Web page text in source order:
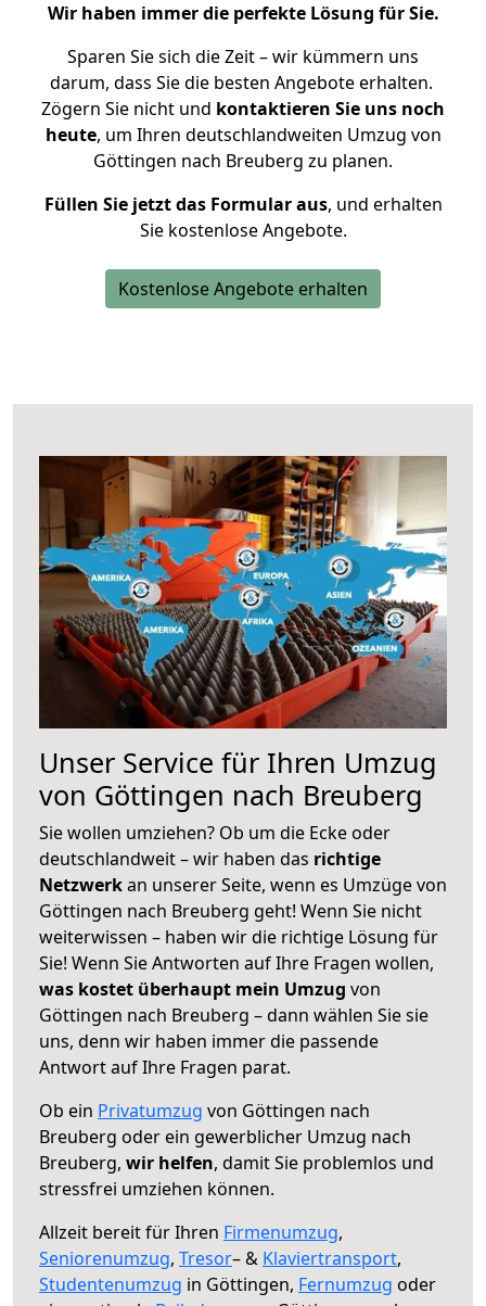
Wir haben immer die perfekte Lösung für Sie.
Sparen Sie sich die Zeit – wir kümmern uns
darum, dass Sie die besten Angebote erhalten.
Zögern Sie nicht und kontaktieren Sie uns noch
heute, um Ihren deutschlandweiten Umzug von
Göttingen nach Breuberg zu planen.
Füllen Sie jetzt das Formular aus, und erhalten
Sie kostenlose Angebote.
Kostenlose Angebote erhalten
Unser Service für Ihren Umzug
von Göttingen nach Breuberg
Sie wollen umziehen? Ob um die Ecke oder
deutschlandweit – wir haben das richtige
Netzwerkan unserer Seite, wenn es Umzüge von
Göttingen nach Breuberg geht! Wenn Sie nicht
weiterwissen – haben wir die richtige Lösung für
Sie! Wenn Sie Antworten auf Ihre Fragen wollen,
was kostet überhaupt mein Umzug von
Göttingen nach Breuberg – dann wählen Sie sie
uns, denn wir haben immer die passende
Antwort auf Ihre Fragen parat.
Ob ein Privatumzug von Göttingen nach
Breuberg oder ein gewerblicher Umzug nach
Breuberg, wir helfen, damit Sie problemlos und
stressfrei umziehen können.
Allzeit bereit für Ihren Firmenumzug,
Seniorenumzug, Tresor– & Klaviertransport,
Studentenumzug in Göttingen, Fernumzug oder